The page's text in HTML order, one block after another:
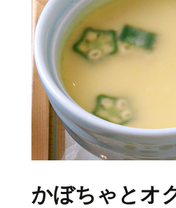
かぼちゃとオ